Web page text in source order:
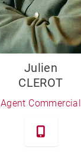
Julien
CLEROT
Agent Commercial